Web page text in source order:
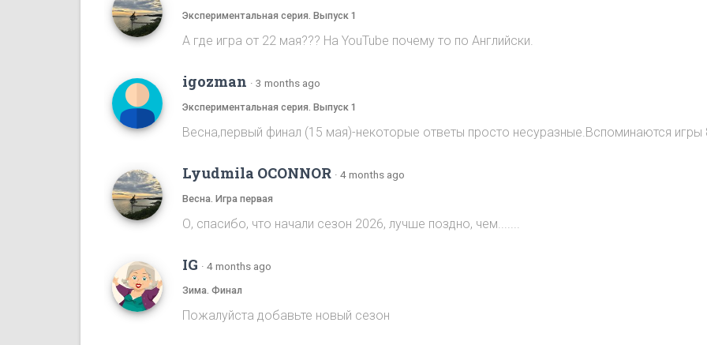
Экспериментальная серия. Выпуск 1
А где игра от 22 мая??? На YouTube почему то по Английски.
igozman · 3 months ago
Экспериментальная серия. Выпуск 1
Весна,первый финал (15 мая)-некоторые ответы просто несуразные.Вспоминаются игры
Lyudmila OCONNOR · 4 months ago
Весна. Игра первая
О, спасибо, что начали сезон 2026, лучше поздно, чем.......
IG · 4 months ago
Зима. Финал
Пожалуйста добавьте новый сезон